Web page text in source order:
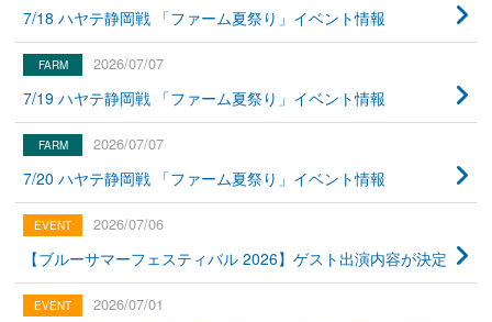
7/18 ハヤテ静岡戦 「ファーム夏祭り」イベント情報
2026/07/07
7/19 ハヤテ静岡戦 「ファーム夏祭り」イベント情報
2026/07/07
7/20 ハヤテ静岡戦 「ファーム夏祭り」イベント情報
2026/07/06
【ブルーサマーフェスティバル 2026】ゲスト出演内容が決定
2026/07/01